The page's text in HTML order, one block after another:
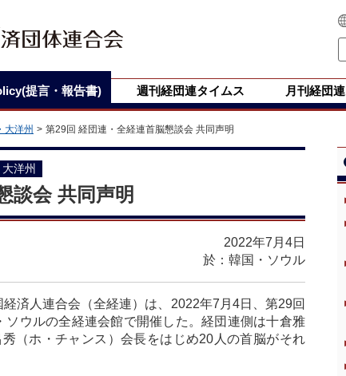
提言・報告書) 週刊経団連タイムス 月刊経団連
大洋州 第29回 経団連・全経連首脳懇談会 共同声明
洋州
談会 共同声明
2022年7月4日
於：韓国・ソウル
済人連合会（全経連）は、2022年7月4日、第29回
ソウルの全経連会館で開催した。経団連側は十倉雅
（ホ・チャンス）会長をはじめ20人の首脳がそれ